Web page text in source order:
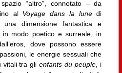
“altro”, connotato – da
al Voyage dans la lunedi
dimensione fantastica e
in modo poetico e surreale, in
dove possono essere
le energie sessuali che
vitali tra glienfants du peuple , i